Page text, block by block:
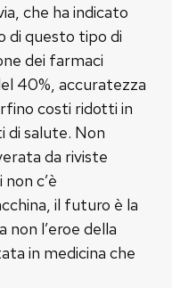
che ha indicato
di questo tipo di
dei farmaci
40%, accuratezza
costi ridotti in
di salute. Non
da riviste
c’è
il futuro è la
non l’eroe della
in medicina che